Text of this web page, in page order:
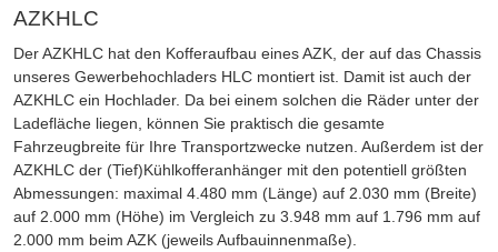
AZKHLC
Der AZKHLC hat den Kofferaufbau eines AZK, der auf das Chassis
unseres Gewerbehochladers HLC montiert ist. Damit ist auch der
AZKHLC ein Hochlader. Da bei einem solchen die Räder unter der
Ladefläche liegen, können Sie praktisch die gesamte
Fahrzeugbreite für Ihre Transportzwecke nutzen. Außerdem ist der
AZKHLC der (Tief)Kühlkofferanhänger mit den potentiell größten
Abmessungen: maximal 4.480 mm (Länge) auf 2.030 mm (Breite)
auf 2.000 mm (Höhe) im Vergleich zu 3.948 mm auf 1.796 mm auf
2.000 mm beim AZK (jeweils Aufbauinnenmaße).